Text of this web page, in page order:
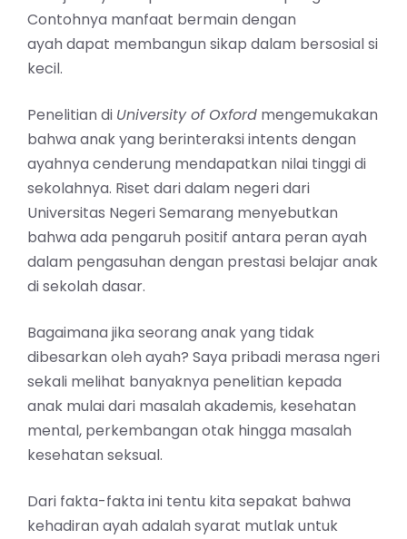
Contohnya manfaat bermain dengan
ayah dapat membangun sikap dalam bersosial si
kecil.
Penelitian di University of Oxford mengemukakan
bahwa anak yang berinteraksi intents dengan
ayahnya cenderung mendapatkan nilai tinggi di
sekolahnya. Riset dari dalam negeri dari
Universitas Negeri Semarang menyebutkan
bahwa ada pengaruh positif antara peran ayah
dalam pengasuhan dengan prestasi belajar anak
di sekolah dasar.
Bagaimana jika seorang anak yang tidak
dibesarkan oleh ayah? Saya pribadi merasa ngeri
sekali melihat banyaknya penelitian kepada
anak mulai dari masalah akademis, kesehatan
mental, perkembangan otak hingga masalah
kesehatan seksual.
Dari fakta-fakta ini tentu kita sepakat bahwa
kehadiran ayah adalah syarat mutlak untuk